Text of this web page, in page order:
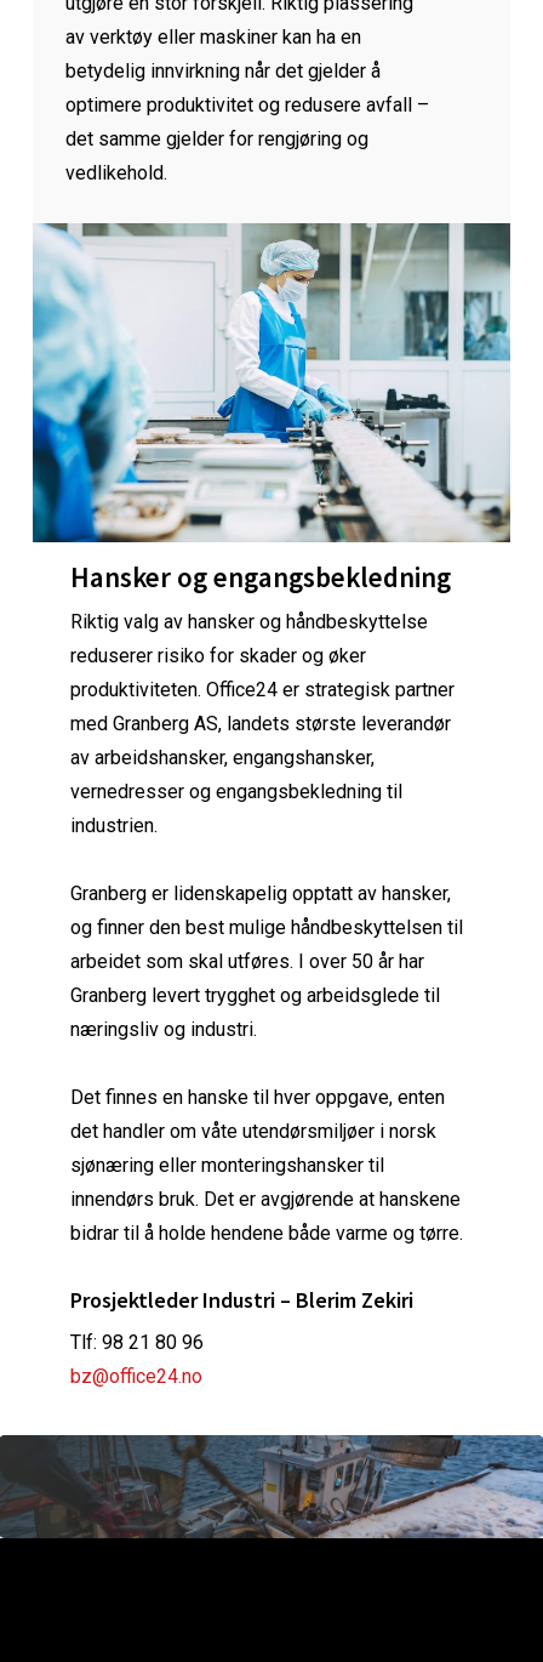
av verktøy eller maskiner kan ha en
betydelig innvirkning når det gjelder å
optimere produktivitet og redusere avfall –
det samme gjelder for rengjøring og
vedlikehold.
Hansker og engangsbekledning
Riktig valg av hansker og håndbeskyttelse
reduserer risiko for skader og øker
produktiviteten. Office24 er strategisk partner
med Granberg AS, landets største leverandør
av arbeidshansker, engangshansker,
vernedresser og engangsbekledning til
industrien.
Granberg er lidenskapelig opptatt av hansker,
og finner den best mulige håndbeskyttelsen til
arbeidet som skal utføres. I over 50 år har
Granberg levert trygghet og arbeidsglede til
næringsliv og industri.
Det finnes en hanske til hver oppgave, enten
det handler om våte utendørsmiljøer i norsk
sjønæring eller monteringshansker til
innendørs bruk. Det er avgjørende at hanskene
bidrar til å holde hendene både varme og tørre.
Prosjektleder Industri – Blerim Zekiri
Tlf: 98 21 80 96
bz@office24.no